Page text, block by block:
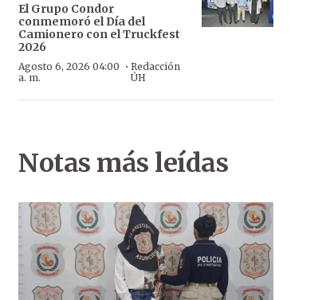
El Grupo Condor
conmemoró el Día del
Camionero con el Truckfest
2026
Agosto 6, 2026 04:00
a. m.
· Redacción
ÚH
Notas más leídas